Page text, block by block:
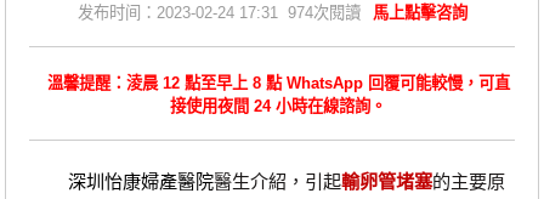
发布时间：2023-02-24 17:31 974次閱讀 馬上點擊咨詢
溫馨提醒：淩晨 12 點至早上 8 點 WhatsApp 回覆可能較慢，可直
接使用夜間 24 小時在線諮詢。
深圳怡康婦產醫院醫生介紹，引起輸卵管堵塞的主要原